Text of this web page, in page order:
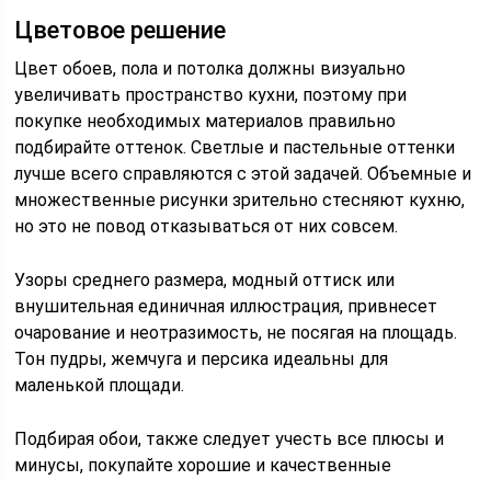
Цветовое решение
Цвет обоев, пола и потолка должны визуально
увеличивать пространство кухни, поэтому при
покупке необходимых материалов правильно
подбирайте оттенок. Светлые и пастельные оттенки
лучше всего справляются с этой задачей. Объемные и
множественные рисунки зрительно стесняют кухню,
но это не повод отказываться от них совсем.
Узоры среднего размера, модный оттиск или
внушительная единичная иллюстрация, привнесет
очарование и неотразимость, не посягая на площадь.
Тон пудры, жемчуга и персика идеальны для
маленькой площади.
Подбирая обои, также следует учесть все плюсы и
минусы, покупайте хорошие и качественные